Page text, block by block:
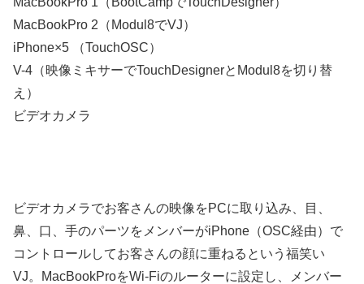
MacBookPro 2（Modul8でVJ）
iPhone×5 （TouchOSC）
V-4（映像ミキサーでTouchDesignerとModul8を切り替
え）
ビデオカメラ
ビデオカメラでお客さんの映像をPCに取り込み、目、
鼻、口、手のパーツをメンバーがiPhone（OSC経由）で
コントロールしてお客さんの顔に重ねるという福笑い
VJ。MacBookProをWi-Fiのルーターに設定し、メンバー